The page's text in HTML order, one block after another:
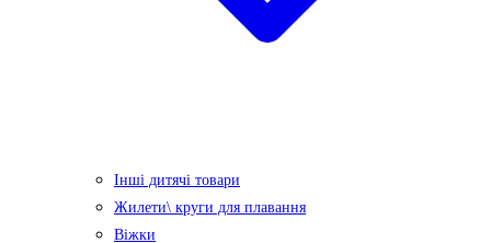
Інші дитячі товари
Жилети\ круги для плавання
Віжки